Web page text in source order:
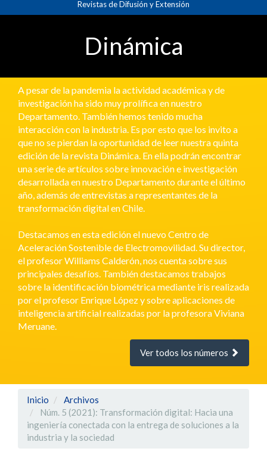
Contenido
Revistas de Difusión y Extensión
Dinámica
A pesar de la pandemia la actividad académica y de
investigación ha sido muy prolífica en nuestro
Departamento. También hemos tenido mucha
interacción con la industria. Es por esto que los invito a
que no se pierdan la oportunidad de leer nuestra quinta
edición de la revista Dinámica. En ella podrán encontrar
una serie de artículos sobre innovación e investigación
desarrollada en nuestro Departamento durante el último
año, además de entrevistas a representantes de la
transformación digital en Chile.
Destacamos en esta edición el nuevo Centro de
Aceleración Sostenible de Electromovilidad. Su director,
el profesor Williams Calderón, nos cuenta sobre sus
principales desafíos. También destacamos trabajos
sobre la identificación biométrica mediante iris realizada
por el profesor Enrique López y sobre aplicaciones de
inteligencia artificial realizadas por la profesora Viviana
Meruane.
Ver todos los números
Inicio
Archivos
Núm. 5 (2021): Transformación digital: Hacia una
ingeniería conectada con la entrega de soluciones a la
industria y la sociedad